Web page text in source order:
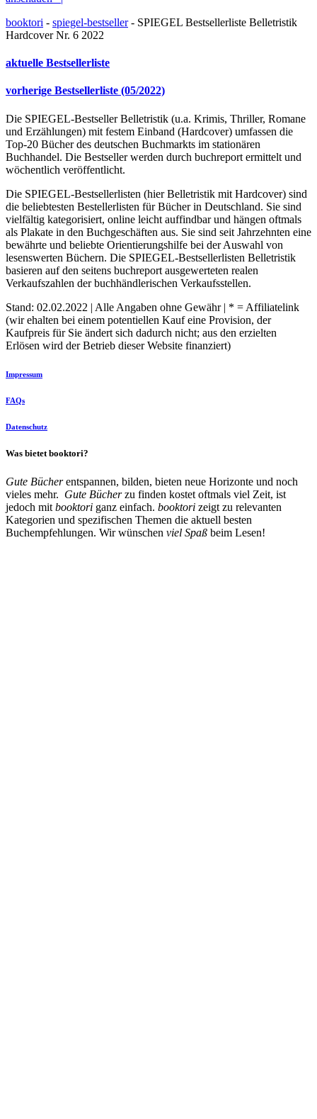
booktori - spiegel-bestseller- SPIEGEL Bestsellerliste Belletristik
Hardcover Nr. 6 2022
aktuelle Bestsellerliste
vorherige Bestsellerliste (05/2022)
Die SPIEGEL-Bestseller Belletristik (u.a. Krimis, Thriller, Romane
und Erzählungen) mit festem Einband (Hardcover) umfassen die
Top-20 Bücher des deutschen Buchmarkts im stationären
Buchhandel. Die Bestseller werden durch buchreport ermittelt und
wöchentlich veröffentlicht.
Die SPIEGEL-Bestsellerlisten (hier Belletristik mit Hardcover) sind
die beliebtesten Bestellerlisten für Bücher in Deutschland. Sie sind
vielfältig kategorisiert, online leicht auffindbar und hängen oftmals
als Plakate in den Buchgeschäften aus. Sie sind seit Jahrzehnten eine
bewährte und beliebte Orientierungshilfe bei der Auswahl von
lesenswerten Büchern. Die SPIEGEL-Bestsellerlisten Belletristik
basieren auf den seitens buchreport ausgewerteten realen
Verkaufszahlen der buchhändlerischen Verkaufsstellen.
Stand: 02.02.2022 | Alle Angaben ohne Gewähr | * = Affiliatelink
(wir ehalten bei einem potentiellen Kauf eine Provision, der
Kaufpreis für Sie ändert sich dadurch nicht; aus den erzielten
Erlösen wird der Betrieb dieser Website finanziert)
Impressum
FAQs
Datenschutz
Was bietet booktori?
Gute Bücherentspannen, bilden, bieten neue Horizonte und noch
vieles mehr. Gute Bücherzu finden kostet oftmals viel Zeit, ist
jedoch mit booktori ganz einfach. booktori zeigt zu relevanten
Kategorien und spezifischen Themen die aktuell besten
Buchempfehlungen. Wir wünschen viel Spaß beim Lesen!